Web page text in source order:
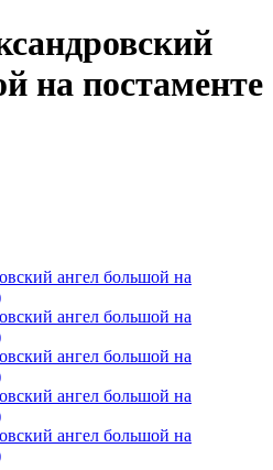
на постаменте